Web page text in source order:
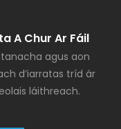
A Chur Ar Fáil
agus aon
d’iarratas tríd ár
láithreach.